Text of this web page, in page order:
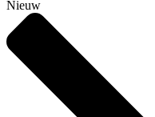
Nieuw